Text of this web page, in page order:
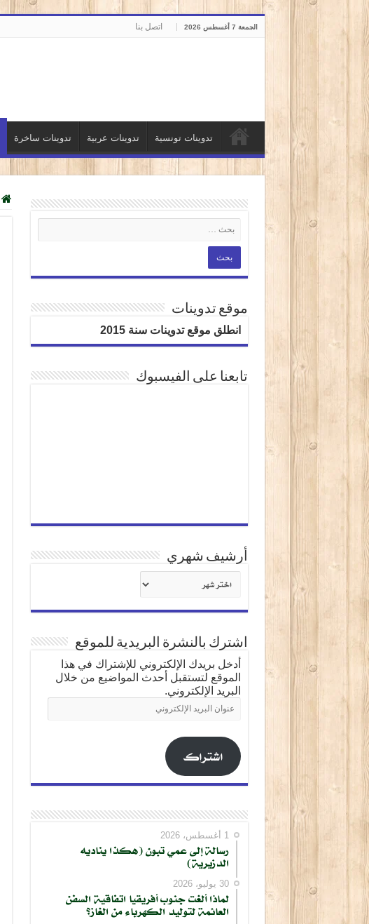
الجمعة 7 أغسطس 2026 اتصل بنا
تدوينات تونسية تدوينات عربية تدوينات ساخرة
موقع تدوينات
انطلق موقع تدوينات سنة 2015
تابعنا على الفيسبوك
أرشيف شهري
شهري
اشترك بالنشرة البريدية للموقع
أدخل بريدك الإلكتروني للإشتراك في هذا
الموقع لتستقبل أحدث المواضيع من خلال
البريد الإلكتروني.
عنوان
البريد
اشتراك
1 أغسطس، 2026
رسالة إلى عمي تبون (هكذا يناديه
الدزيرية)
30 يوليو، 2026
لماذا ألغت جنوب أفريقيا اتفاقية السفن
العائمة لتوليد الكهرباء من الغاز؟